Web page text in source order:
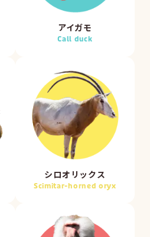
アイガモ
Call duck
シロオリックス
Scimitar-horned oryx